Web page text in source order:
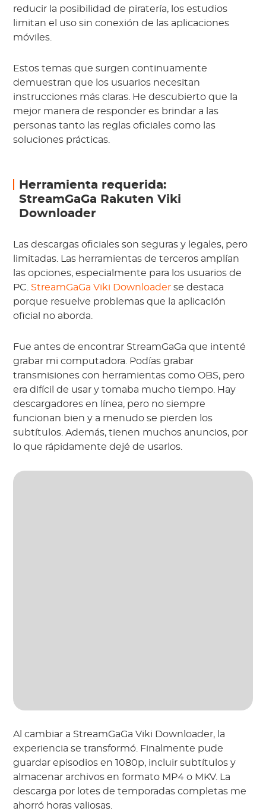
reducir la posibilidad de piratería, los estudios
limitan el uso sin conexión de las aplicaciones
móviles.
Estos temas que surgen continuamente
demuestran que los usuarios necesitan
instrucciones más claras. He descubierto que la
mejor manera de responder es brindar a las
personas tanto las reglas oficiales como las
soluciones prácticas.
Herramienta requerida:
StreamGaGa Rakuten Viki
Downloader
Las descargas oficiales son seguras y legales, pero
limitadas. Las herramientas de terceros amplían
las opciones, especialmente para los usuarios de
PC. StreamGaGa Viki Downloader se destaca
porque resuelve problemas que la aplicación
oficial no aborda.
Fue antes de encontrar StreamGaGa que intenté
grabar mi computadora. Podías grabar
transmisiones con herramientas como OBS, pero
era difícil de usar y tomaba mucho tiempo. Hay
descargadores en línea, pero no siempre
funcionan bien y a menudo se pierden los
subtítulos. Además, tienen muchos anuncios, por
lo que rápidamente dejé de usarlos.
Al cambiar a StreamGaGa Viki Downloader, la
experiencia se transformó. Finalmente pude
guardar episodios en 1080p, incluir subtítulos y
almacenar archivos en formato MP4 o MKV. La
descarga por lotes de temporadas completas me
ahorró horas valiosas.